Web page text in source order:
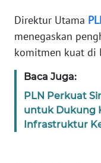
Direktur Utama
menegaskan
komitmen kuat di
Baca Juga:
PLN Perkuat
untuk Dukung
Infrastruktur
WN
SULTENG
WN
SULBAR
WN